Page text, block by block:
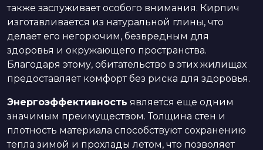
также заслуживает особого внимания. Кирпич
изготавливается из натуральной глины, что
делает его негорючим, безвредным для
здоровья и окружающего пространства.
Благодаря этому, обитательство в этих жилищах
предоставляет комфорт без риска для здоровья.
Энергоэффективность является еще одним
значимым преимуществом. Толщина стен и
плотность материала способствуют сохранению
тепла зимой и прохлады летом, что позволяет